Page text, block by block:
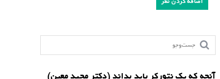
آنچه که یک نتورکر باید بداند (دکتر مجید معین)